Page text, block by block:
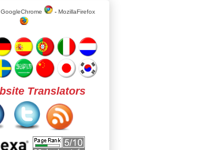
GoogleChrome - MozillaFirefox
Translators